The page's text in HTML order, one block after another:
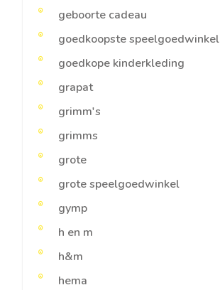
geboorte cadeau
goedkoopste speelgoedwinkel
goedkope kinderkleding
grapat
grimm's
grimms
grote
grote speelgoedwinkel
gymp
h en m
h&m
hema